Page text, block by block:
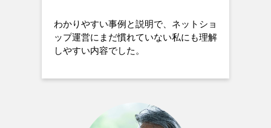
わかりやすい事例と説明で、ネットショ
ップ運営にまだ慣れていない私にも理解
しやすい内容でした。